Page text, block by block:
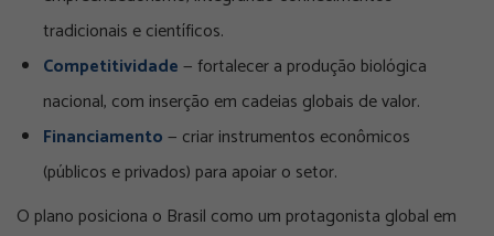
tradicionais e científicos.
Competitividade— fortalecer a produção biológica
nacional, com inserção em cadeias globais de valor.
Financiamento— criar instrumentos econômicos
(públicos e privados) para apoiar o setor.
O plano posiciona o Brasil como um protagonista global em